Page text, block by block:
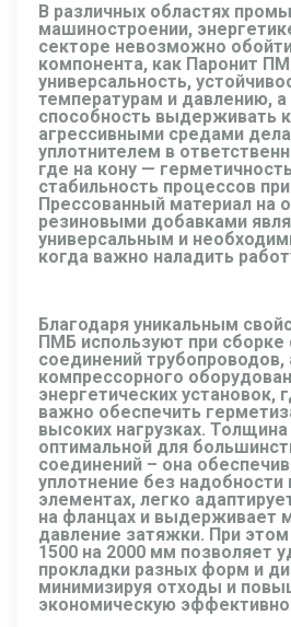
В различных областях
машиностроении,
секторе невозможно
компонента, как Паронит
универсальность,
температурам и давлению,
способность выдерживать
агрессивными средами
уплотнителем в
где на кону —
стабильность процессов
Прессованный материал на
резиновыми добавками
универсальным и
когда важно наладить
Благодаря уникальным
ПМБ используют при
соединений
компрессорного
энергетических установок,
важно обеспечить
высоких нагрузках.
оптимальной для
соединений – она
уплотнение без надобности
элементах, легко
на фланцах и выдерживает
давление затяжки. При
1500 на 2000 мм позволяет
прокладки разных форм и
минимизируя отходы и
экономическую